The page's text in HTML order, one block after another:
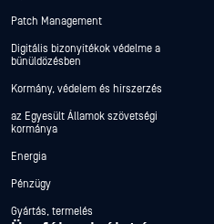
Patch Management
Digitális bizonyítékok védelme a
bűnüldözésben
Kormány, védelem és hírszerzés
az Egyesült Államok szövetségi
kormánya
Energia
Pénzügy
Gyártás, termelés